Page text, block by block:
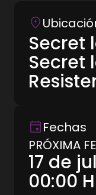
Secret
Secret
Fechas
PRÓXIMA
17 de
00:00